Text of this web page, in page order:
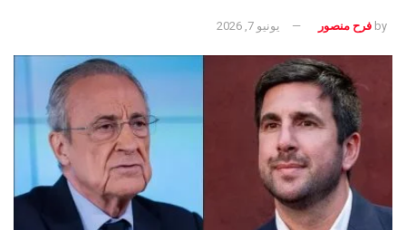
by فرح منصور يونيو 7, 2026